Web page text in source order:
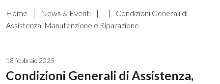
Home | News & Eventi | |
Condizioni Generali di
Assistenza, Manutenzione e Riparazione
18 febbraio 2025
Condizioni Generali di Assistenza,